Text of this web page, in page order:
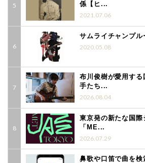
係【ヒ...
2021.07.06
サムライチャンプ
2020.05.08
布川俊樹が愛用する
手たち...
2026.08.04
東京発の新たな国
「ME...
2026.07.29
鼻歌や口笛で曲を